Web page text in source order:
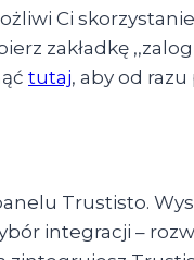
Ci
zakładkę
tutaj, aby od
Trustisto.
integracji –